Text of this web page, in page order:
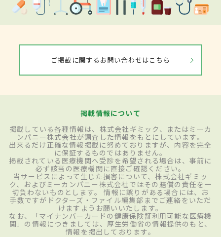
ご掲載に関するお問い合わせはこちら
掲載情報について
掲載している各種情報は、株式会社ギミック、またはミーカ
ンパニー株式会社が調査した情報をもとにしています。
出来るだけ正確な情報掲載に努めておりますが、内容を完全
に保証するものではありません。
掲載されている医療機関へ受診を希望される場合は、事前に
必ず該当の医療機関に直接ご確認ください。
当サービスによって生じた損害について、株式会社ギミッ
ク、およびミーカンパニー株式会社ではその賠償の責任を一
切負わないものとします。 情報に誤りがある場合には、お
手数ですがドクターズ・ファイル編集部までご連絡をいただ
けますようお願いいたします。
なお、「マイナンバーカードの健康保険証利用可能な医療機
関」の情報につきましては、厚生労働省の情報提供のもと、
情報を掲出しております。